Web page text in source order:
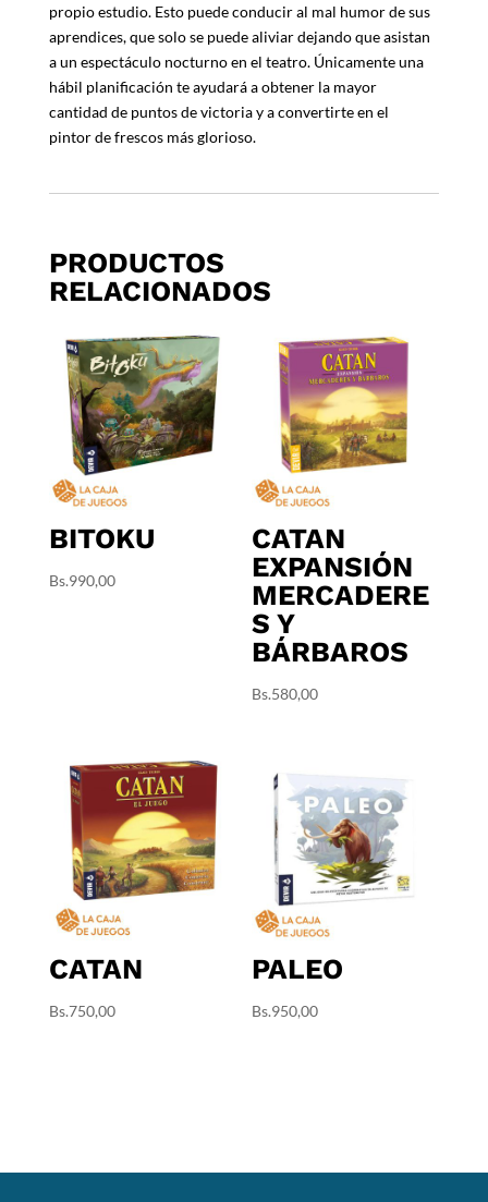
propio estudio. Esto puede conducir al mal humor de sus
aprendices, que solo se puede aliviar dejando que asistan
a un espectáculo nocturno en el teatro. Únicamente una
hábil planificación te ayudará a obtener la mayor
cantidad de puntos de victoria y a convertirte en el
pintor de frescos más glorioso.
PRODUCTOS
RELACIONADOS
BITOKU
Bs.990,00
CATAN
EXPANSIÓN
MERCADERE
S Y
BÁRBAROS
Bs.580,00
CATAN
Bs.750,00
PALEO
Bs.950,00